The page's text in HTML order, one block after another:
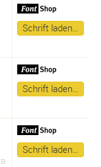
Schrift laden…
Schrift laden…
Schrift laden…